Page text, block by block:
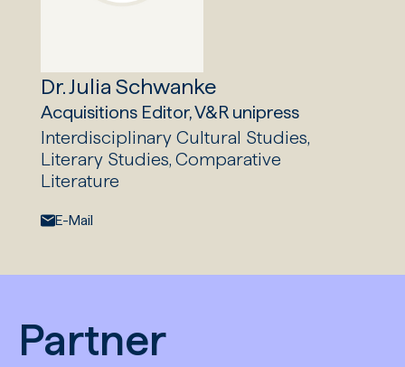
Dr. Julia Schwanke
Acquisitions Editor, V&R unipress
Interdisciplinary Cultural Studies,
Literary Studies, Comparative
Literature
E-Mail:
E-Mail
Partner